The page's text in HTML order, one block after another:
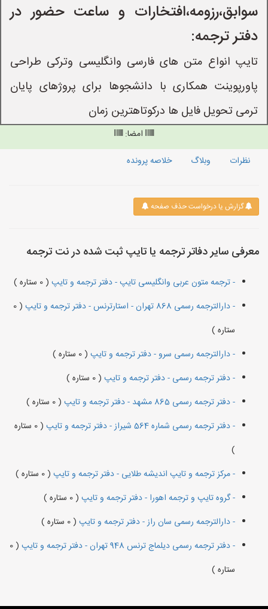
سوابق،رزومه،افتخارات و ساعت حضور در
دفتر ترجمه:
تایپ انواع متن های فارسی وانگلیسی وترکی طراحی
پاورپوینت همکاری با دانشجوها برای پروژهای پایان
ترمی تحویل فایل ها درکوتاهترین زمان
امضا:
نظرات
وبلاگ خلاصه پرونده
گزارش یا درخواست حذف صفحه
معرفی سایر دفاتر ترجمه یا تایپ ثبت شده در نت ترجمه
- ترجمه متون عربی وانگلیسی تایپ - دفتر ترجمه و تایپ ( 0 ستاره )
- دارالترجمه رسمی 868 تهران - استارترنس - دفتر ترجمه و تایپ
( 0
ستاره )
- دارالترجمه رسمی سرو - دفتر ترجمه و تایپ ( 0 ستاره )
- دفتر ترجمه رسمی - دفتر ترجمه و تایپ ( 0 ستاره )
- دفتر ترجمه رسمی 865 مشهد - دفتر ترجمه و تایپ
( 0 ستاره )
- دفتر ترجمه رسمی شماره 564 شیراز - دفتر ترجمه و تایپ
( 0 ستاره
)
- مرکز ترجمه و تایپ اندیشه طلایی - دفتر ترجمه و تایپ ( 0 ستاره )
- گروه تایپ و ترجمه اهورا - دفتر ترجمه و تایپ ( 0 ستاره )
- دارالترجمه رسمی سان راز - دفتر ترجمه و تایپ ( 0 ستاره )
- دفتر ترجمه رسمی دیلماج ترنس 948 تهران - دفتر ترجمه و تایپ
( 0
ستاره )